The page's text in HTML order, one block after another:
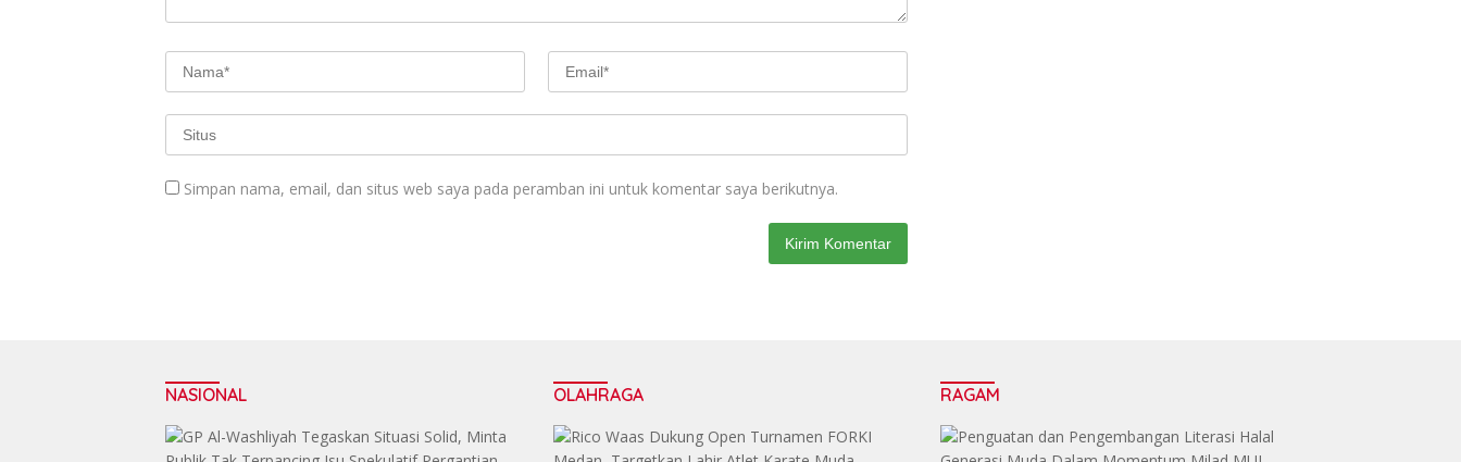
Simpan nama, email, dan situs web saya pada peramban ini untuk komentar saya berikutnya.
NASIONAL OLAHRAGA RAGAM